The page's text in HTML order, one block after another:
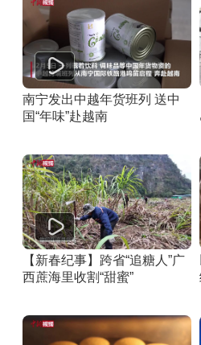
南宁发出中越年货班列 送中
国“年味”赴越南
【新春纪事】跨省“追糖人”广
西蔗海里收割“甜蜜”